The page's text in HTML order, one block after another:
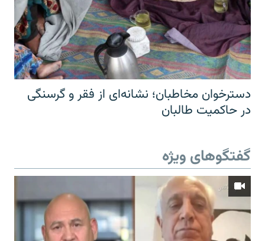
دسترخوان مخاطبان؛ نشانه‌ای از فقر و گرسنگی
در حاکمیت طالبان
گفتگوهای ویژه